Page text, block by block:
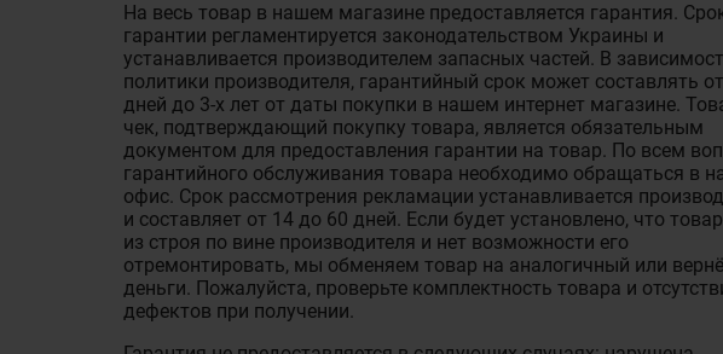
На весь товар в нашем магазине предоставляется гарантия.
гарантии регламентируется законодательством Украины и
устанавливается производителем запасных частей. В
политики производителя, гарантийный срок может составлять
дней до 3-х лет от даты покупки в нашем интернет магазине.
чек, подтверждающий покупку товара, является обязательным
документом для предоставления гарантии на товар. По всем
гарантийного обслуживания товара необходимо обращаться в
офис. Срок рассмотрения рекламации устанавливается
и составляет от 14 до 60 дней. Если будет установлено, что
из строя по вине производителя и нет возможности его
отремонтировать, мы обменяем товар на аналогичный или
деньги. Пожалуйста, проверьте комплектность товара и
дефектов при получении.